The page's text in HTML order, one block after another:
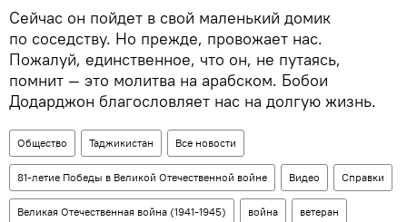
Сейчас он пойдет в свой маленький домик
по соседству. Но прежде, провожает нас.
Пожалуй, единственное, что он, не путаясь,
помнит — это молитва на арабском. Бобои
Додарджон благословляет нас на долгую жизнь.
Общество Таджикистан Все новости
81-летие Победы в Великой Отечественной войне Видео Справки
Великая Отечественная война (1941-1945) война ветеран